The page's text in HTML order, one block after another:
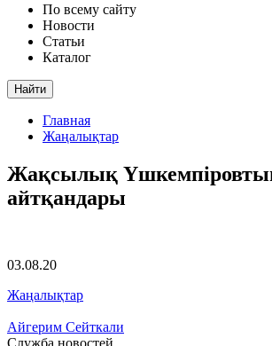
По всему сайту
Новости
Статьи
Каталог
Найти
Главная
Жаңалықтар
Жақсылық
айтқандары
03.08.20
Жаңалықтар
Айгерим Сейткали